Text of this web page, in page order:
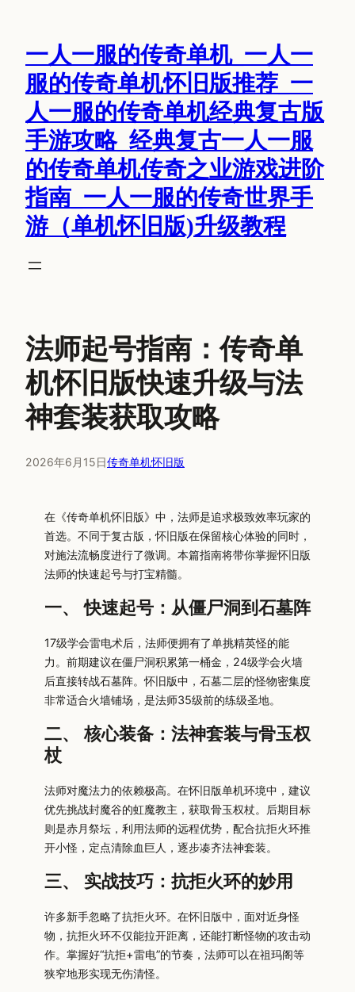
一人一服的传奇单机_一人一
服的传奇单机怀旧版推荐_一
人一服的传奇单机经典复古版
手游攻略_经典复古一人一服
的传奇单机传奇之业游戏进阶
指南_一人一服的传奇世界手
游（单机怀旧版)升级教程
法师起号指南：传奇单
机怀旧版快速升级与法
神套装获取攻略
2026年6月15日传奇单机怀旧版
在《传奇单机怀旧版》中，法师是追求极致效率玩家的
首选。不同于复古版，怀旧版在保留核心体验的同时，
对施法流畅度进行了微调。本篇指南将带你掌握怀旧版
法师的快速起号与打宝精髓。
一、 快速起号：从僵尸洞到石墓阵
17级学会雷电术后，法师便拥有了单挑精英怪的能
力。前期建议在僵尸洞积累第一桶金，24级学会火墙
后直接转战石墓阵。怀旧版中，石墓二层的怪物密集度
非常适合火墙铺场，是法师35级前的练级圣地。
二、 核心装备：法神套装与骨玉权
杖
法师对魔法力的依赖极高。在怀旧版单机环境中，建议
优先挑战封魔谷的虹魔教主，获取骨玉权杖。后期目标
则是赤月祭坛，利用法师的远程优势，配合抗拒火环推
开小怪，定点清除血巨人，逐步凑齐法神套装。
三、 实战技巧：抗拒火环的妙用
许多新手忽略了抗拒火环。在怀旧版中，面对近身怪
物，抗拒火环不仅能拉开距离，还能打断怪物的攻击动
作。掌握好“抗拒+雷电”的节奏，法师可以在祖玛阁等
狭窄地形实现无伤清怪。